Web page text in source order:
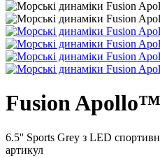
Fusion
6.5'' Sports Grey з LED
артикул